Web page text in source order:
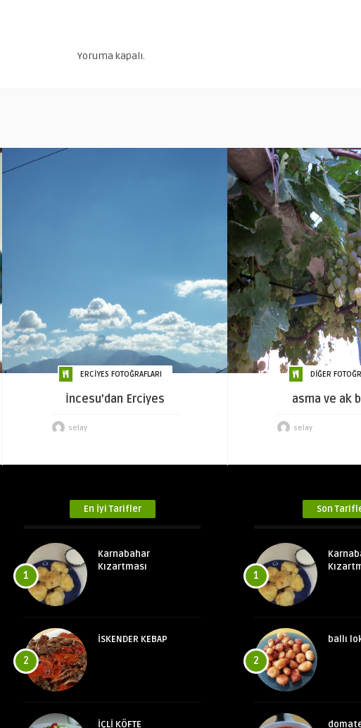
Yoruma kapalı.
ERCİYES FOTOĞRAFLARI
İncesu’dan Erciyes
selay
DİĞER
asma ve ak
selay
En İyi Tarifler
1
Karnabahar
Kızartması
2
İSKENDER KEBAP
İÇLİ KÖFTE
Son
1
2
ballı